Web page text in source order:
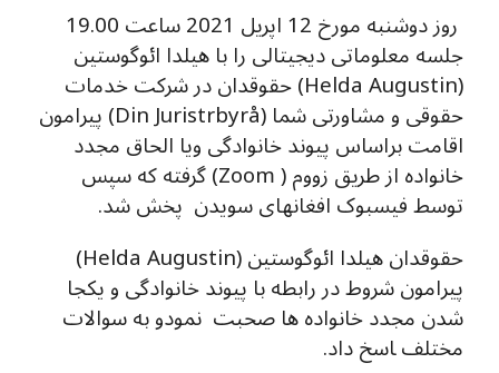
روز دوشنبه مورخ 12 اپریل 2021 ساعت 19.00
جلسه معلوماتی دیجیتالی را با هیلدا ائوگوستین
(Helda Augustin) حقوقدان در شرکت خدمات
حقوقی و مشاورتی شما (Din Juristrbyrå) پیرامون
اقامت براساس پیوند خانوادگی ویا الحاق مجدد
خانواده از طریق زووم ( Zoom) گرفته که سپس
توسط فیسبوک افغانهای سویدن پخش شد.
حقوقدان هیلدا ائوگوستین (Helda Augustin)
پیرامون شروط در رابطه با پیوند خانوادگی و یکجا
شدن مجدد خانواده ها صحبت نمودو به سوالات
مختلف ‍اسخ داد.